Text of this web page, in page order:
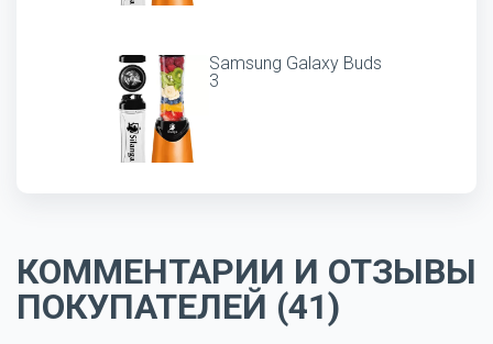
Samsung Galaxy Buds
3
КОММЕНТАРИИ И ОТЗЫВЫ
ПОКУПАТЕЛЕЙ (41)